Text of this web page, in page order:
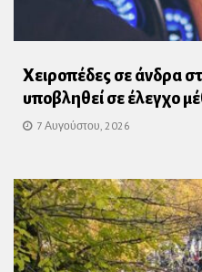
Χειροπέδες σε άνδρα
υποβληθεί σε έλεγχο
7 Αυγούστου, 2026